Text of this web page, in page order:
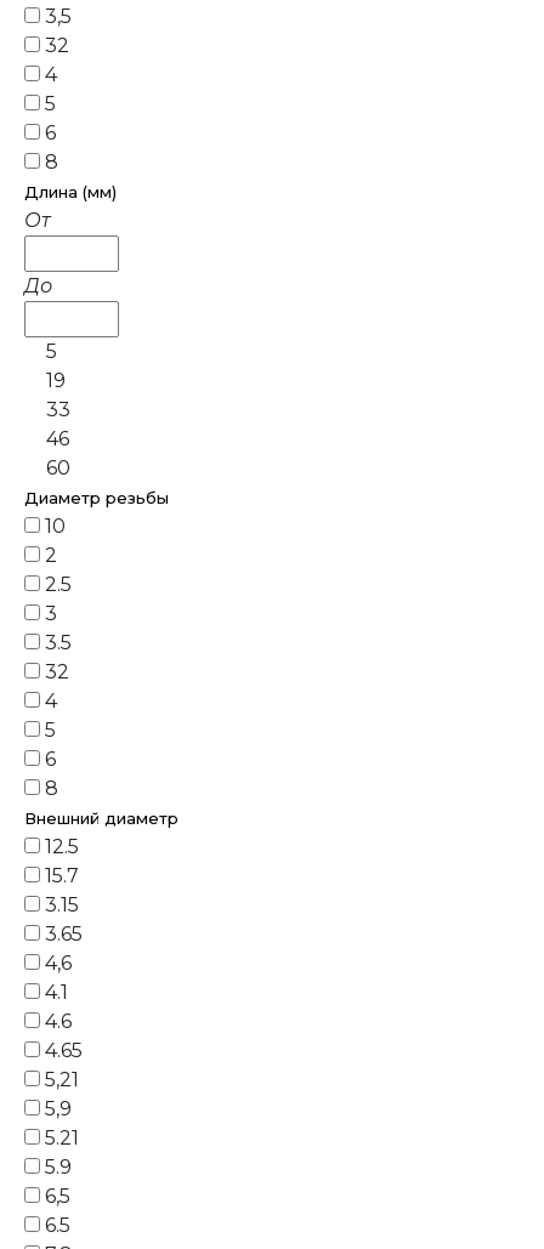
3,5
32
4
5
6
8
Длина (мм)
От
До
5
19
33
46
60
Диаметр резьбы
10
2
2.5
3
3.5
32
4
5
6
8
Внешний диаметр
12.5
15.7
3.15
3.65
4,6
4.1
4.6
4.65
5,21
5,9
5.21
5.9
6,5
6.5